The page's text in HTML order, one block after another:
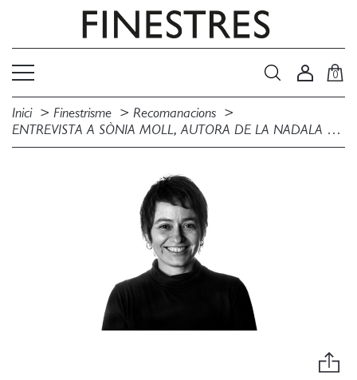
0
Inici Finestrisme
Recomanacions
ENTREVISTA A SÒNIA MOLL, AUTORA DE LA NADALA DE FINESTRES